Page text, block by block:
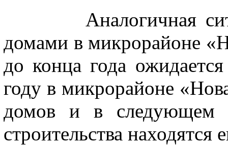
Аналогичная
домами в микрорайоне
до конца года
году в микрорайоне
домов и в
строительства находятся